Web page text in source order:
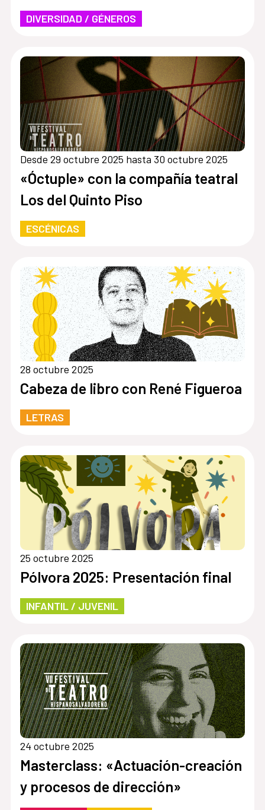
contra los discursos de odio y en
defensa de la diversidad
DIVERSIDAD / GÉNEROS
Desde 29 octubre 2025 hasta 30 octubre 2025
«Óctuple» con la compañía teatral
Los del Quinto Piso
ESCÉNICAS
28 octubre 2025
Cabeza de libro con René Figueroa
LETRAS
25 octubre 2025
Pólvora 2025: Presentación final
INFANTIL / JUVENIL
24 octubre 2025
Masterclass: «Actuación-creación
y procesos de dirección»